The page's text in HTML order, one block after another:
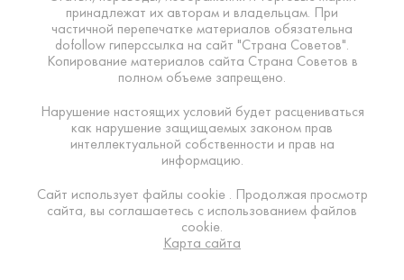
принадлежат их авторам и владельцам. При
частичной перепечатке материалов обязательна
dofollow гиперссылка на сайт "Страна Советов".
Копирование материалов сайта Страна Советов в
полном объеме запрещено.
Нарушение настоящих условий будет расцениваться
как нарушение защищаемых законом прав
интеллектуальной собственности и прав на
информацию.
Сайт использует файлы cookie . Продолжая просмотр
сайта, вы соглашаетесь с использованием файлов
cookie.
Карта сайта